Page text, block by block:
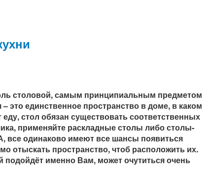
столовой, самым принципиальным предметом
это единственное пространство в доме, в каком
стол обязан существовать соответственных
применяйте раскладные столы либо столы-
одинаково имеют все шансы появиться
отыскать пространство, чтоб расположить их.
подойдёт именно Вам, может очутиться очень